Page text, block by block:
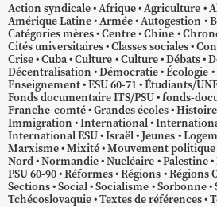
Action syndicale Afrique Agriculture
Amérique Latine Armée Autogestion
Catégories mères Centre Chine
Cités universitaires Classes sociales
Crise Cuba Culture Culture Débats
Décentralisation Démocratie Écologie
Enseignement ESU 60-71 Étudiants/
Fonds documentaire ITS/PSU fonds-
Franche-comté Grandes écoles Histoire
Immigration International
International ESU Israël Jeunes
Marxisme Mixité Mouvement politique
Nord Normandie Nucléaire Palestine
PSU 60-90 Réformes Régions Régions
Sections Social Socialisme Sorbonne
Tchécoslovaquie Textes de références